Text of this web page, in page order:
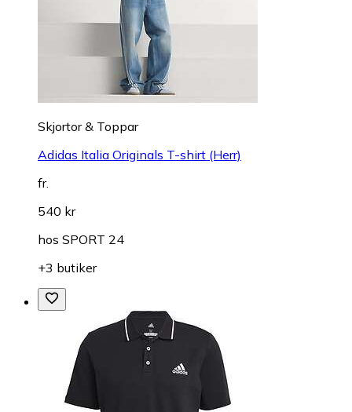
Skjortor & Toppar
Adidas Italia Originals T-shirt (Herr)
fr.
540 kr
hos SPORT 24
+3 butiker